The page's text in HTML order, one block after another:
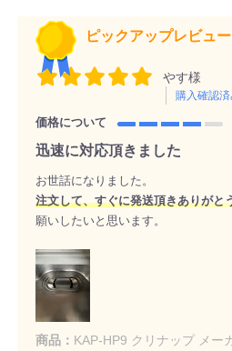
ピックアップレビュー
やす様
購入確認
価格について
迅速に対応頂きました
お世話になりました。
注文して、すぐに発送頂きありがと
願いしたいと思います。
商品： KAP-HP9 クリナップ メー